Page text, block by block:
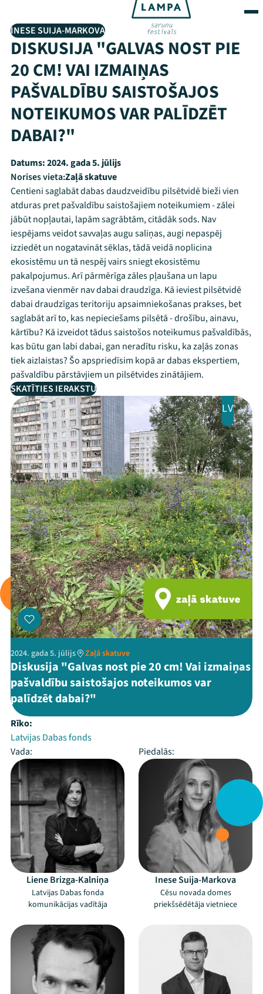
INESE SUIJA-MARKOVA
DISKUSIJA "GALVAS NOST PIE
20 CM! VAI IZMAIŅAS
PAŠVALDĪBU SAISTOŠAJOS
NOTEIKUMOS VAR PALĪDZĒT
DABAI?"
Datums:2024. gada 5. jūlijs
Norises vieta:Zaļā skatuve
Centieni saglabāt dabas daudzveidību pilsētvidē bieži vien
atduras pret pašvaldību saistošajiem noteikumiem - zālei
jābūt nopļautai, lapām sagrābtām, citādāk sods. Nav
iespējams veidot savvaļas augu saliņas, augi nepaspēj
izziedēt un nogatavināt sēklas, tādā veidā noplicina
ekosistēmu un tā nespēj vairs sniegt ekosistēmu
pakalpojumus. Arī pārmērīga zāles pļaušana un lapu
izvešana vienmēr nav dabai draudzīga. Kā ieviest pilsētvidē
dabai draudzīgas teritoriju apsaimniekošanas prakses, bet
saglabāt arī to, kas nepieciešams pilsētā - drošību, ainavu,
kārtību? Kā izveidot tādus saistošos noteikumus pašvaldībās,
kas būtu gan labi dabai, gan neradītu risku, ka zaļās zonas
tiek aizlaistas? Šo apspriedīsim kopā ar dabas ekspertiem,
pašvaldību pārstāvjiem un pilsētvides zinātājiem.
SKATĪTIES IERAKSTU
LV
2024. gada 5. jūlijs Zaļā skatuve
Diskusija "Galvas nost pie 20 cm! Vai izmaiņas
pašvaldību saistošajos noteikumos var
palīdzēt dabai?"
Rīko:
Latvijas Dabas fonds
Vada:
Piedalās:
Liene Brizga-Kalniņa
Latvijas Dabas fonda
komunikācijas vadītāja
Inese Suija-Markova
Cēsu novada domes
priekšsēdētāja vietniece